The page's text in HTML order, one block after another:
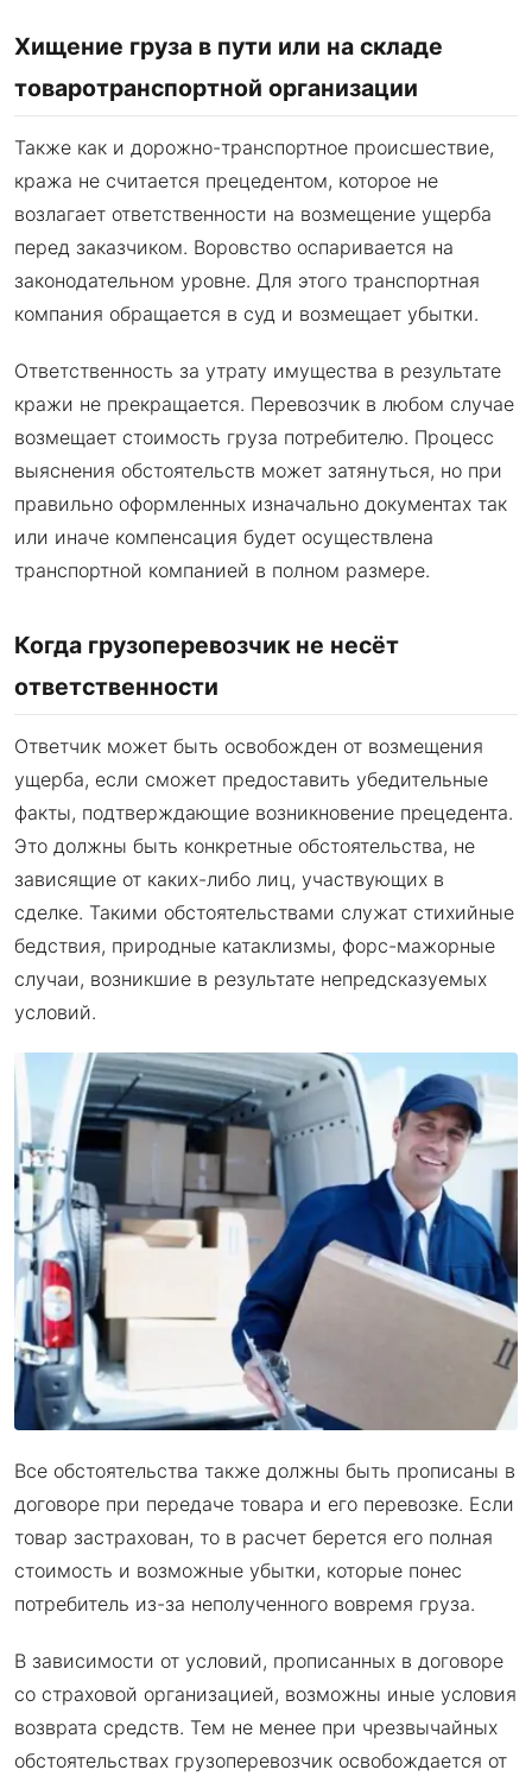
Хищение груза в пути или на складе
товаротранспортной организации
Также как и дорожно-транспортное происшествие,
кража не считается прецедентом, которое не
возлагает ответственности на возмещение ущерба
перед заказчиком. Воровство оспаривается на
законодательном уровне. Для этого транспортная
компания обращается в суд и возмещает убытки.
Ответственность за утрату имущества в результате
кражи не прекращается. Перевозчик в любом случае
возмещает стоимость груза потребителю. Процесс
выяснения обстоятельств может затянуться, но при
правильно оформленных изначально документах так
или иначе компенсация будет осуществлена
транспортной компанией в полном размере.
Когда грузоперевозчик не несёт
ответственности
Ответчик может быть освобожден от возмещения
ущерба, если сможет предоставить убедительные
факты, подтверждающие возникновение прецедента.
Это должны быть конкретные обстоятельства, не
зависящие от каких-либо лиц, участвующих в
сделке. Такими обстоятельствами служат стихийные
бедствия, природные катаклизмы, форс-мажорные
случаи, возникшие в результате непредсказуемых
условий.
Все обстоятельства также должны быть прописаны в
договоре при передаче товара и его перевозке. Если
товар застрахован, то в расчет берется его полная
стоимость и возможные убытки, которые понес
потребитель из-за неполученного вовремя груза.
В зависимости от условий, прописанных в договоре
со страховой организацией, возможны иные условия
возврата средств. Тем не менее при чрезвычайных
обстоятельствах грузоперевозчик освобождается от